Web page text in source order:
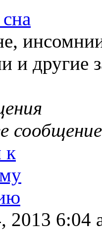
и другие
сообщение
2013 6:04